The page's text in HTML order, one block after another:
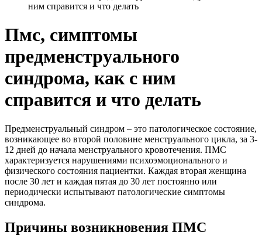
ним справится и что делать
Пмс, симптомы
предменструального
синдрома, как с ним
справится и что делать
Предменструальный синдром – это патологическое состояние,
возникающее во второй половине менструального цикла, за 3-
12 дней до начала менструального кровотечения. ПМС
характеризуется нарушениями психоэмоционального и
физического состояния пациентки. Каждая вторая женщина
после 30 лет и каждая пятая до 30 лет постоянно или
периодически испытывают патологические симптомы
синдрома.
Причины возникновения ПМС